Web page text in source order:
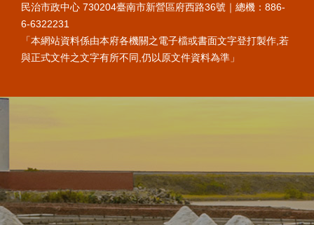
民治市政中心 730204臺南市新營區府西路36號｜總機：886-
6-6322231
「本網站資料係由本府各機關之電子檔或書面文字登打製作,若
與正式文件之文字有所不同,仍以原文件資料為準」